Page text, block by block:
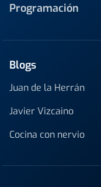
Programación
Blogs
Juan de la Herrán
Javier Vizcaino
Cocina con nervio